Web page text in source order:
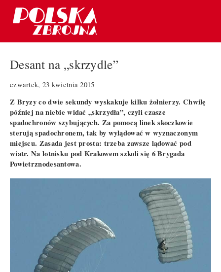
Desant na „skrzydle”
czwartek, 23 kwietnia 2015
Z Bryzy co dwie sekundy wyskakuje kilku żołnierzy. Chwilę
później na niebie widać „skrzydła”, czyli czasze
spadochronów szybujących. Za pomocą linek skoczkowie
sterują spadochronem, tak by wylądować w wyznaczonym
miejscu. Zasada jest prosta: trzeba zawsze lądować pod
wiatr. Na lotnisku pod Krakowem szkoli się 6 Brygada
Powietrznodesantowa.